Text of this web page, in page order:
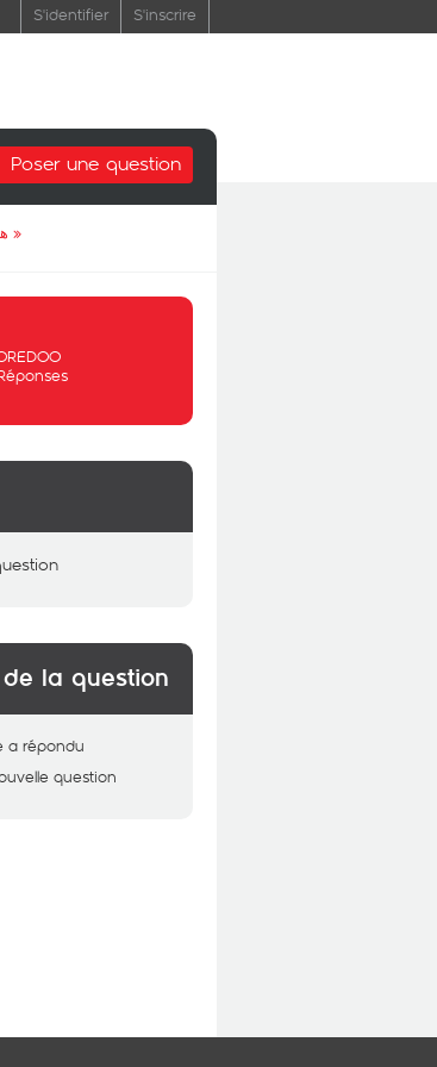
S'identifier S'inscrire
Poser une question
»
la question
a répondu
question